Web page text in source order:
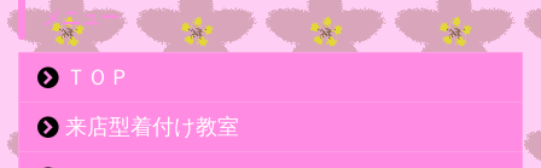
メニュー
ＴＯＰ
来店型着付け教室